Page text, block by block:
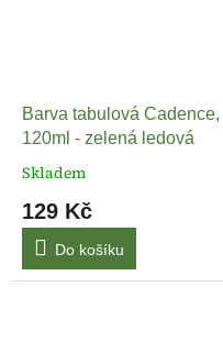
Barva tabulová Cadence,
120ml - zelená ledová
Skladem
129 Kč
Do košíku